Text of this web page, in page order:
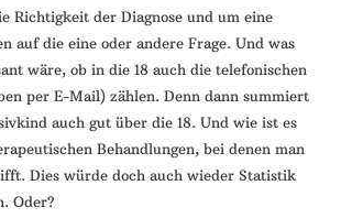
Richtigkeit der Diagnose und um eine
auf die eine oder andere Frage. Und was
wäre, ob in die 18 auch die telefonischen
per E-Mail) zählen. Denn dann summiert
auch gut über die 18. Und wie ist es
Behandlungen, bei denen man
Dies würde doch auch wieder Statistik
Oder?